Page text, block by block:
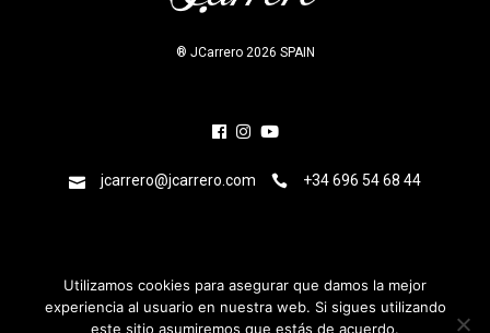
® JCarrero 2026 SPAIN
jcarrero@jcarrero.com +34 696 54 68 44
Home·Mi cuenta· Obras·Biografía·Exposiciones
singulares·Publicaciones· Prensa·Contacto
Utilizamos cookies para asegurar que damos la mejor
experiencia al usuario en nuestra web. Si sigues utilizando
este sitio asumiremos que estás de acuerdo.